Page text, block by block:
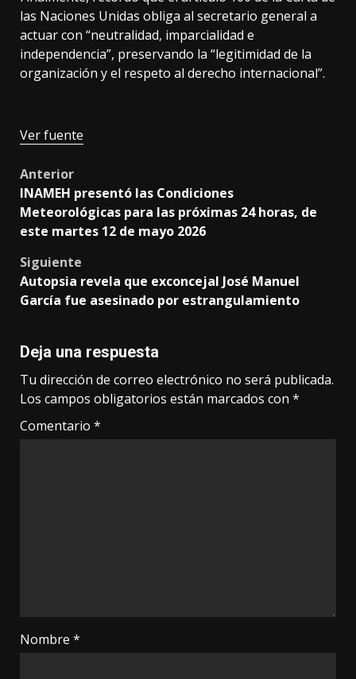
las Naciones Unidas obliga al secretario general a
actuar con “neutralidad, imparcialidad e
independencia”, preservando la “legitimidad de la
organización y el respeto al derecho internacional”.
Ver fuente
Post
navigation
Anterior
INAMEH presentó las Condiciones
Meteorológicas para las próximas 24 horas, de
este martes 12 de mayo 2026
Siguiente
Autopsia revela que exconcejal José Manuel
García fue asesinado por estrangulamiento
Deja una respuesta
Tu dirección de correo electrónico no será publicada.
Los campos obligatorios están marcados con *
Comentario *
Nombre *